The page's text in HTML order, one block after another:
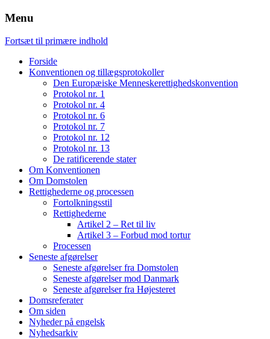
Menu
Fortsæt til primære indhold
Forside
Konventionen og tillægsprotokoller
Den Europæiske Menneskerettighedskonvention
Protokol nr. 1
Protokol nr. 4
Protokol nr. 6
Protokol nr. 7
Protokol nr. 12
Protokol nr. 13
De ratificerende stater
Om Konventionen
Om Domstolen
Rettighederne og processen
Fortolkningsstil
Rettighederne
Artikel 2 – Ret til liv
Artikel 3 – Forbud mod tortur
Processen
Seneste afgørelser
Seneste afgørelser fra Domstolen
Seneste afgørelser mod Danmark
Seneste afgørelser fra Højesteret
Domsreferater
Om siden
Nyheder på engelsk
Nyhedsarkiv